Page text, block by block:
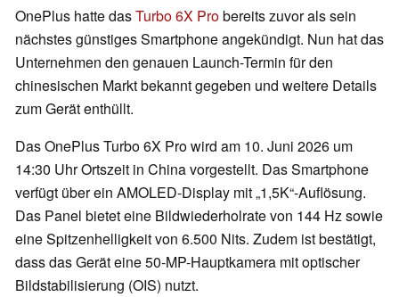
OnePlus hatte dasTurbo 6X Probereits zuvor als sein
nächstes günstiges Smartphone angekündigt. Nun hat das
Unternehmen den genauen Launch-Termin für den
chinesischen Markt bekannt gegeben und weitere Details
zum Gerät enthüllt.
Das OnePlus Turbo 6X Pro wird am 10. Juni 2026 um
14:30 Uhr Ortszeit in China vorgestellt. Das Smartphone
verfügt über ein AMOLED-Display mit „1,5K“-Auflösung.
Das Panel bietet eine Bildwiederholrate von 144 Hz sowie
eine Spitzenhelligkeit von 6.500 Nits. Zudem ist bestätigt,
dass das Gerät eine 50-MP-Hauptkamera mit optischer
Bildstabilisierung (OIS) nutzt.